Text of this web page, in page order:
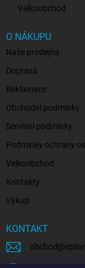
Velkoobchod
O NÁKUPU
Naše prodejna
Doprava
Reklamace
Obchodní podmínky
Servisní podmínky
Podmínky ochrany
Velkoobchod
Kontakty
Výkup
KONTAKT
obchod @